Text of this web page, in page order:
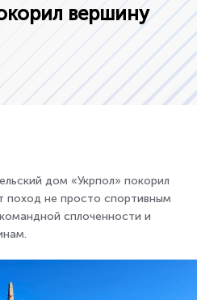
вершину
дом «Укрпол» покорил
поход не просто спортивным
сплоченности и